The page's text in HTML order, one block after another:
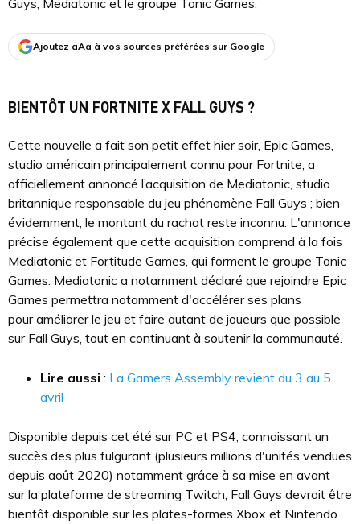
Guys, Mediatonic et le groupe Tonic Games.
Ajoutez aAa à vos sources préférées sur Google
BIENTÔT UN FORTNITE X FALL GUYS ?
Cette nouvelle a fait son petit effet hier soir, Epic Games,
studio américain principalement connu pour Fortnite, a
officiellement annoncé l’acquisition de Mediatonic, studio
britannique responsable du jeu phénomène Fall Guys ; bien
évidemment, le montant du rachat reste inconnu. L'annonce
précise également que cette acquisition comprend à la fois
Mediatonic et Fortitude Games, qui forment le groupe Tonic
Games. Mediatonic a notamment déclaré que rejoindre Epic
Games permettra notamment d'accélérer ses plans
pour améliorer le jeu et faire autant de joueurs que possible
sur Fall Guys, tout en continuant à soutenir la communauté.
Lire aussi : La Gamers Assembly revient du 3 au 5
avril
Disponible depuis cet été sur PC et PS4, connaissant un
succès des plus fulgurant (plusieurs millions d'unités vendues
depuis août 2020) notamment grâce à sa mise en avant
sur la plateforme de streaming Twitch, Fall Guys devrait être
bientôt disponible sur les plates-formes Xbox et Nintendo